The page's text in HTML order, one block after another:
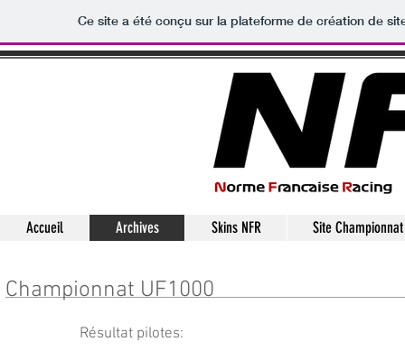
Ce site a été conçu sur la plateforme de création de
Accueil Archives Skins NFR Site Championnat
Championnat UF1000
Résultat pilotes: